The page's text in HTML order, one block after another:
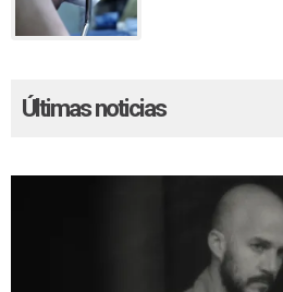
Últimas noticias